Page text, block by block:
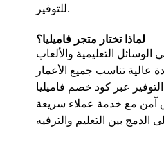
للتوفير.
لماذا تختار متجر فاميليا؟